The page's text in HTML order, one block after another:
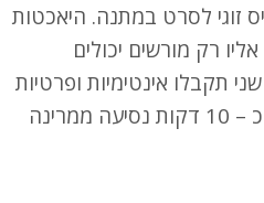
זוגי לסרט במתנה. היאכטות
רק מורשים יכולים
תקבלו אינטימיות ופרטיות
יוקרתית. סינמה סיטי גלילות נימצאת במרחק של כ – 10 דקות נסיעה ממרינה